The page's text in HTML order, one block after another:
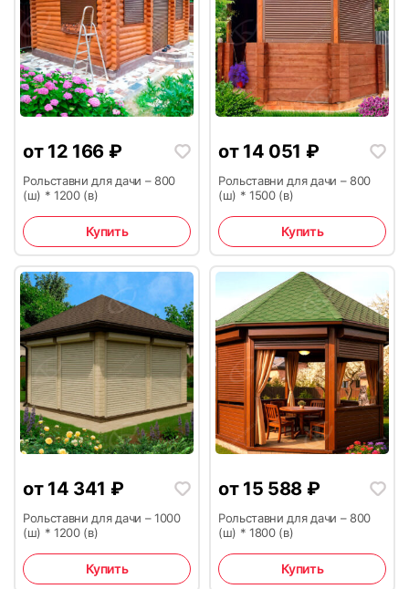
31 32
33 34
35 36
37 38
от 12 166 ₽
Рольставни для дачи – 800
(ш) * 1200 (в)
Купить
от 14 051 ₽
Рольставни для дачи – 800
(ш) * 1500 (в)
Купить
от 14 341 ₽
Рольставни для дачи – 1000
(ш) * 1200 (в)
Купить
от 15 588 ₽
Рольставни для дачи – 800
(ш) * 1800 (в)
Купить